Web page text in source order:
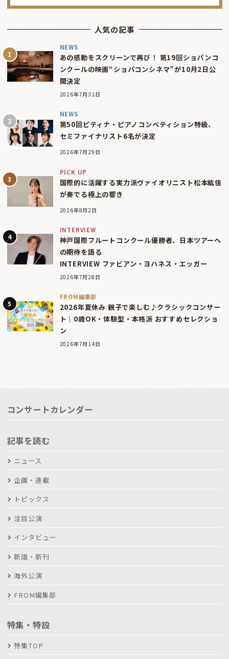
人気の記事
NEWS
あの感動をスクリーンで再び！ 第19回ショパンコ
ンクールの映画“ショパコンシネマ”が10月2日公
開決定
2026年7月31日
NEWS
第50回ピティナ・ピアノコンペティション特級、
セミファイナリスト6名が決定
2026年7月29日
PICK UP
国際的に活躍する実力派ヴァイオリニスト松本紘佳
が奏でる極上の響き
2026年8月2日
INTERVIEW
神戸国際フルートコンクール優勝者、日本ツアーへ
の期待を語る
INTERVIEW ファビアン・ヨハネス・エッガー
2026年7月28日
FROM編集部
2026年夏休み 親子で楽しむ♪クラシックコンサー
ト｜0歳OK・体験型・本格派 おすすめセレクショ
ン
2026年7月14日
コンサートカレンダー
記事を読む
ニュース
企画・連載
トピックス
注目公演
インタビュー
新譜・新刊
海外公演
FROM編集部
特集・特設
特集TOP